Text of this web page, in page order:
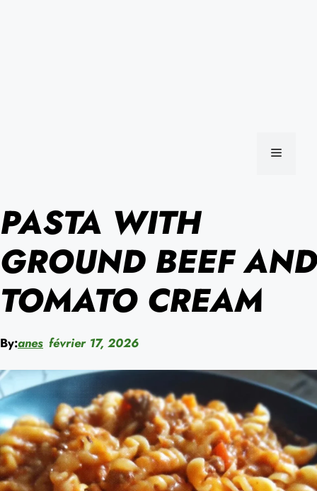
MENU
PASTA WITH
GROUND BEEF AND
TOMATO CREAM
By:anes février 17, 2026